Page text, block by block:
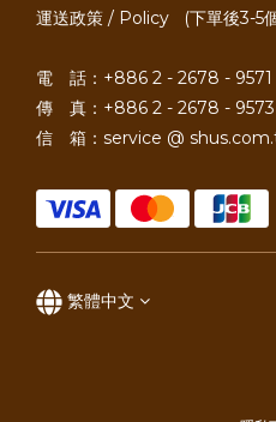
運送政策 / Policy (下單後3-5
電 話：+886 2 - 2678 - 9571
傳 真：+886 2 - 2678 - 9573
信 箱：service @
繁體中文